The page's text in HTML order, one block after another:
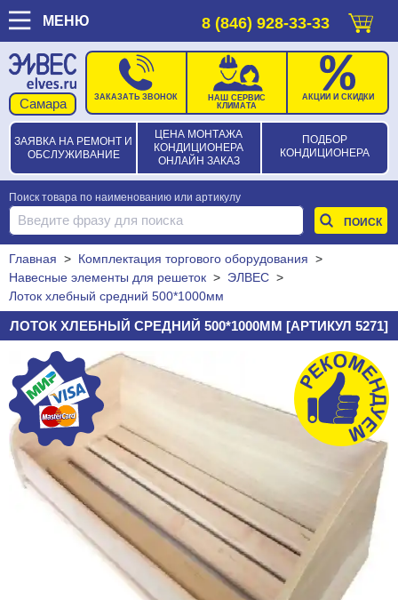
МЕНЮ 8 (846) 928-33-33
ЗАЯВКА НА РЕМОНТ И
ОБСЛУЖИВАНИЕ
ЦЕНА МОНТАЖА
КОНДИЦИОНЕРА
ОНЛАЙН ЗАКАЗ
ПОДБОР
КОНДИЦИОНЕРА
ЗАКАЗАТЬ ЗВОНОК
НАШ СЕРВИС
КЛИМАТА
АКЦИИ И СКИДКИ
Поиск товара по наименованию или артикулу
Главная > Комплектация торгового оборудования >
Навесные элементы для решеток > ЭЛВЕС >
Лоток хлебный средний 500*1000мм
ЛОТОК ХЛЕБНЫЙ СРЕДНИЙ 500*1000ММ [АРТИКУЛ 5271]